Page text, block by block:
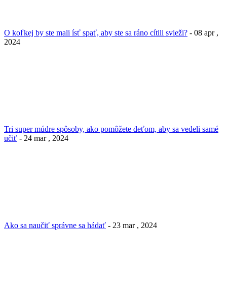
O koľkej by ste mali ísť spať, aby ste sa ráno cítili svieži? - 08 apr ,
2024
Tri super múdre spôsoby, ako pomôžete deťom, aby sa vedeli samé
učiť - 24 mar , 2024
Ako sa naučiť správne sa hádať - 23 mar , 2024